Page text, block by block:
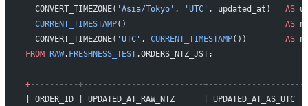
  CONVERT_TIMEZONE(
'Asia/Tokyo' , 'UTC' , updated_at) AS
  CURRENT_TIMESTAMP
() AS
  CONVERT_TIMEZONE(
'UTC' , CURRENT_TIMESTAMP()) AS
FROM RAW. FRESHNESS_TEST.ORDERS_NTZ_JST;
+----------+-------------------------
| ORDER_ID | UPDATED_AT_RAW_NTZ      |